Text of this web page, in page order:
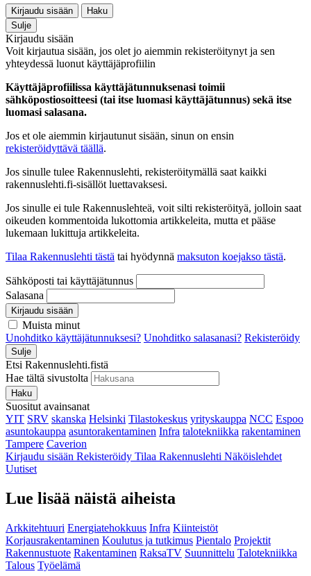
Kirjaudu sisään
Haku
Sulje
Kirjaudu sisään
Voit kirjautua sisään, jos olet jo aiemmin rekisteröitynyt ja sen
yhteydessä luonut käyttäjäprofiilin
Käyttäjäprofiilissa käyttäjätunnuksenasi toimii
sähköpostiosoitteesi (tai itse luomasi käyttäjätunnus) sekä itse
luomasi salasana.
Jos et ole aiemmin kirjautunut sisään, sinun on ensin
rekisteröidyttävä täällä.
Jos sinulle tulee Rakennuslehti, rekisteröitymällä saat kaikki
rakennuslehti.fi-sisällöt luettavaksesi.
Jos sinulle ei tule Rakennuslehteä, voit silti rekisteröityä, jolloin saat
oikeuden kommentoida lukottomia artikkeleita, mutta et pääse
lukemaan lukittuja artikkeleita.
Tilaa Rakennuslehti tästä tai hyödynnä maksuton koejakso tästä.
Sähköposti tai käyttäjätunnus
Salasana
Kirjaudu sisään
Muista minut
Unohditko käyttäjätunnuksesi? Unohditko salasanasi? Rekisteröidy
Sulje
Etsi Rakennuslehti.fistä
Hae tältä sivustolta
Haku
Suositut avainsanat
YIT SRV skanska Helsinki Tilastokeskus yrityskauppa NCC Espoo
asuntokauppa asuntorakentaminen Infra talotekniikka rakentaminen
Tampere Caverion
Kirjaudu sisään Rekisteröidy Tilaa Rakennuslehti Näköislehdet
Uutiset
Lue lisää näistä aiheista
Arkkitehtuuri Energiatehokkuus Infra Kiinteistöt
Korjausrakentaminen Koulutus ja tutkimus Pientalo Projektit
Rakennustuote Rakentaminen RaksaTV Suunnittelu Talotekniikka
Talous Työelämä